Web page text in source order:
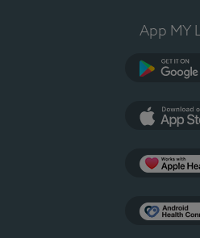
App MY